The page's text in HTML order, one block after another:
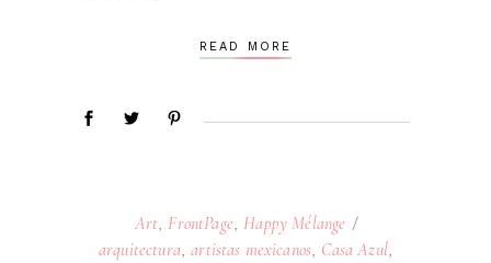
READ MORE
Art, FrontPage, Happy Mélange
arquitectura,artistas mexicanos, Casa Azul,